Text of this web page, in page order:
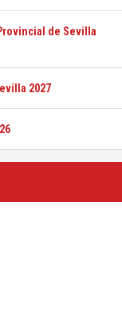
de Sevilla
2027